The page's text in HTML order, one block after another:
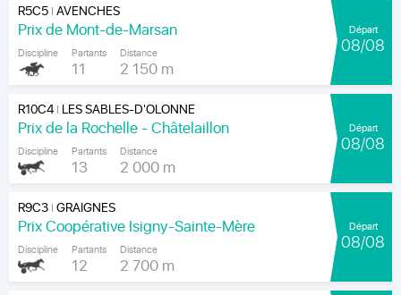
R5C5|AVENCHES
Prix de Mont-de-Marsan
Discipline Partants
11
Distance
2 150 m
Départ
08/08
R10C4| LES SABLES-D'OLONNE
Prix de la Rochelle - Châtelaillon
Discipline Partants
13
Distance
2 000 m
Départ
08/08
R9C3|GRAIGNES
Prix Coopérative Isigny-Sainte-Mère
Discipline Partants
12
Distance
2 700 m
Départ
08/08